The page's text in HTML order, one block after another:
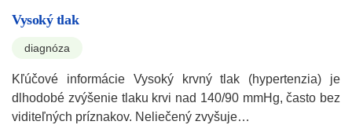
Vysoký tlak
diagnóza
Kľúčové informácie Vysoký krvný tlak (hypertenzia) je
dlhodobé zvýšenie tlaku krvi nad 140/90 mmHg, často bez
viditeľných príznakov. Neliečený zvyšuje…